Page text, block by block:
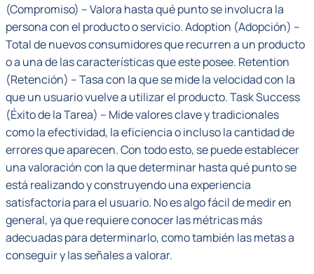
(Compromiso) – Valora hasta qué punto se involucra la
persona con el producto o servicio. Adoption (Adopción) –
Total de nuevos consumidores que recurren a un producto
o a una de las características que este posee. Retention
(Retención) – Tasa con la que se mide la velocidad con la
que un usuario vuelve a utilizar el producto. Task Success
(Éxito de la Tarea) – Mide valores clave y tradicionales
como la efectividad, la eficiencia o incluso la cantidad de
errores que aparecen. Con todo esto, se puede establecer
una valoración con la que determinar hasta qué punto se
está realizando y construyendo una experiencia
satisfactoria para el usuario. No es algo fácil de medir en
general, ya que requiere conocer las métricas más
adecuadas para determinarlo, como también las metas a
conseguir y las señales a valorar.